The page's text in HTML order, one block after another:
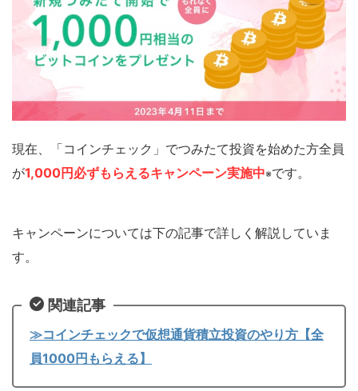
現在、「コインチェック」でつみたて投資を始めた方全員
が1,000円必ずもらえるキャンペーン実施中※です。
キャンペーンについては下の記事で詳しく解説していま
す。
関連記事
≫コインチェックで仮想通貨積立投資のやり方【全
員1000円もらえる】